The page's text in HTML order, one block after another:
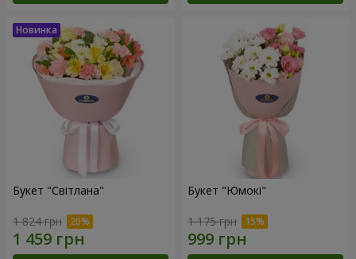
Букет "Світлана"
1 824 грн
Букет "Юмокі"
1 175 грн